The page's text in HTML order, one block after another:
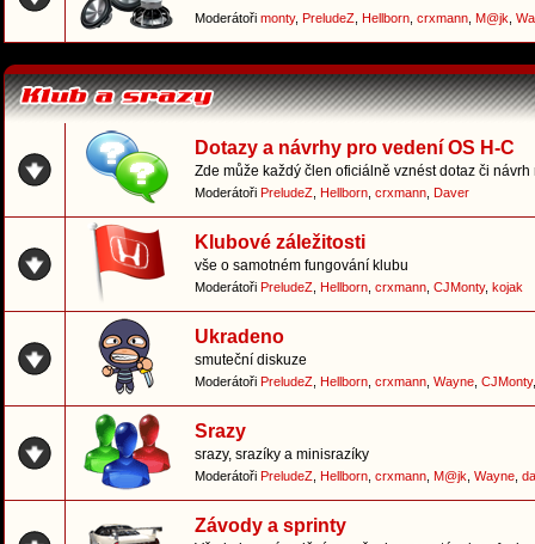
Moderátoři monty, PreludeZ Hellborn crxmann M@jk
Dotazy a návrhy pro vedení OS H-C
Zde může každý člen oficiálně vznést dotaz či
Moderátoři PreludeZ Hellborn crxmann Daver
Klubové záležitosti
vše o samotném fungování klubu
Moderátoři PreludeZ Hellborn crxmann CJMonty, kojak
Ukradeno
smuteční diskuze
Moderátoři PreludeZ Hellborn crxmann Wayne CJMonty
Srazy
srazy, srazíky a minisrazíky
Moderátoři PreludeZ Hellborn crxmann M@jk Wayne
Závody a sprinty